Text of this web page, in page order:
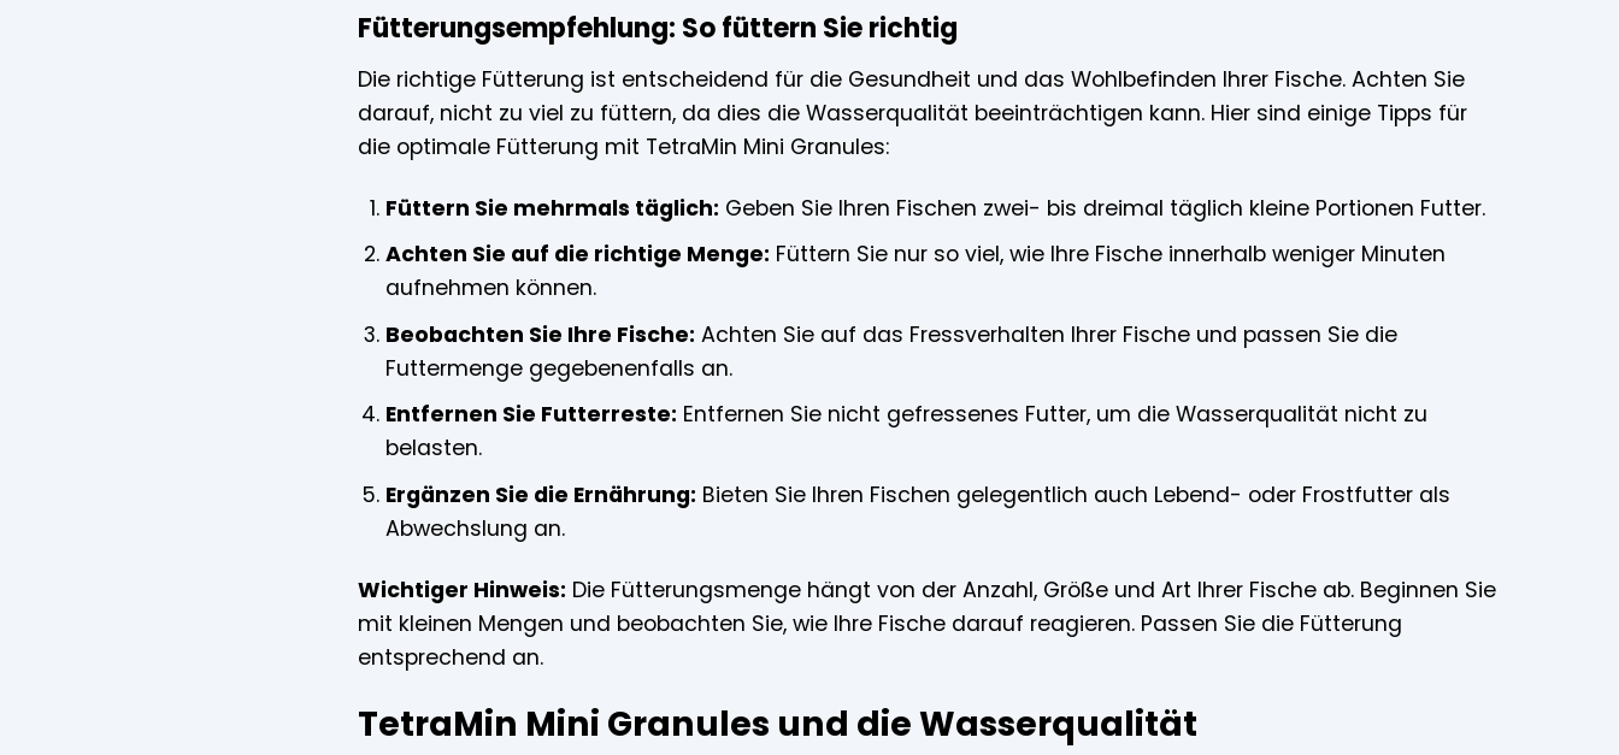
Fütterungsempfehlung: So füttern Sie richtig
Die richtige Fütterung ist entscheidend für die Gesundheit und das Wohlbefinden Ihrer Fische. Achten Sie
darauf, nicht zu viel zu füttern, da dies die Wasserqualität beeinträchtigen kann. Hier sind einige Tipps für
die optimale Fütterung mit TetraMin Mini Granules:
Füttern Sie mehrmals täglich: Geben Sie Ihren Fischen zwei- bis dreimal täglich kleine Portionen Futter.
Achten Sie auf die richtige Menge: Füttern Sie nur so viel, wie Ihre Fische innerhalb weniger Minuten
aufnehmen können.
Beobachten Sie Ihre Fische: Achten Sie auf das Fressverhalten Ihrer Fische und passen Sie die
Futtermenge gegebenenfalls an.
Entfernen Sie Futterreste: Entfernen Sie nicht gefressenes Futter, um die Wasserqualität nicht zu
belasten.
Ergänzen Sie die Ernährung: Bieten Sie Ihren Fischen gelegentlich auch Lebend- oder Frostfutter als
Abwechslung an.
Wichtiger Hinweis: Die Fütterungsmenge hängt von der Anzahl, Größe und Art Ihrer Fische ab. Beginnen Sie
mit kleinen Mengen und beobachten Sie, wie Ihre Fische darauf reagieren. Passen Sie die Fütterung
entsprechend an.
TetraMin Mini Granules und die Wasserqualität